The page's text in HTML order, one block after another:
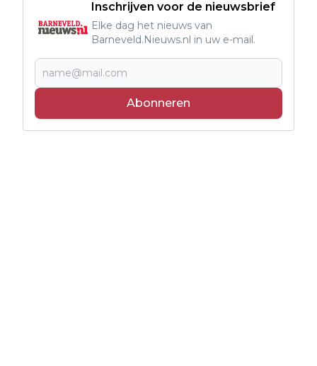
Inschrijven voor de nieuwsbrief
Elke dag het nieuws van
Barneveld.Nieuws.nl in uw e-mail.
Abonneren